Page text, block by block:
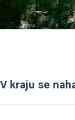
V kraju se